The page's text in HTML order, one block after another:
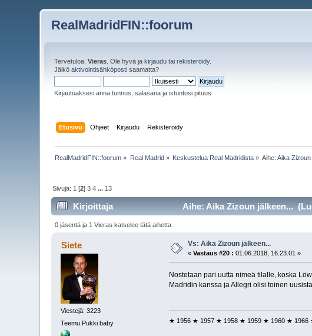
RealMadridFIN::foorum
Tervetuloa,Vieras . Ole hyvä jakirjaudu tairekisteröidy.
Jäiköaktivointisähköposti saamatta?
Kirjautuaksesi anna tunnus, salasana ja istuntosi pituus
Etusivu Ohjeet Kirjaudu Rekisteröidy
RealMadridFIN::foorum » Real Madrid» Keskustelua Real Madridista » Aihe:Aika Zizoun
Sivuja: 1 [2]3 4 ... 13
Kirjoittaja Aihe: Aika Zizoun jälkeen...
0 jäsentä ja 1 Vieras katselee tätä aihetta.
Siete
Viestejä: 3223
Teemu Pukki baby
Vs: Aika Zizoun jälkeen...
«Vastaus #20 : 01.06.2018, 16.23.01 »
Nostetaan pari uutta nimeä tilalle, koska
Madridin kanssa ja Allegri olisi toinen
★ 1956 ★ 1957 ★ 1958 ★ 1959 ★ 1960 ★